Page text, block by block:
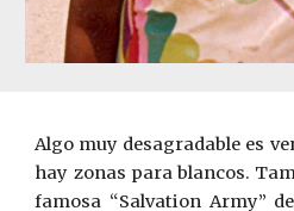
Algo muy desagradable es
hay zonas para blancos.
famosa “Salvation Army”